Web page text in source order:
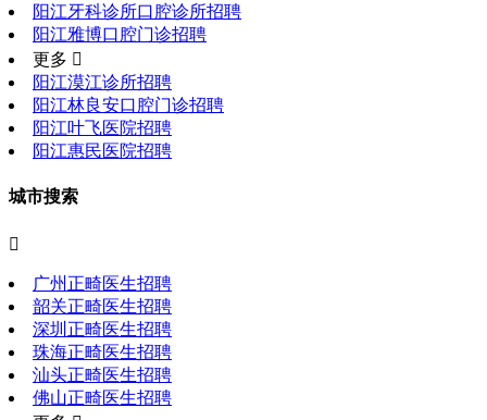
阳江牙科诊所口腔诊所招聘
阳江雅博口腔门诊招聘
更多 
阳江漠江诊所招聘
阳江林良安口腔门诊招聘
阳江叶飞医院招聘
阳江惠民医院招聘
城市搜索

广州正畸医生招聘
韶关正畸医生招聘
深圳正畸医生招聘
珠海正畸医生招聘
汕头正畸医生招聘
佛山正畸医生招聘